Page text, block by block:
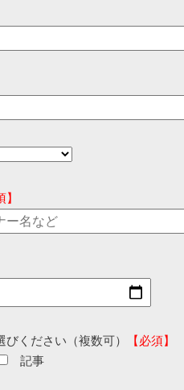
】
ください（複数可）
【必須】
記事